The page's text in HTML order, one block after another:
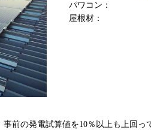
パワコン：
屋根材：
前の発電試算値を10％以上も上回